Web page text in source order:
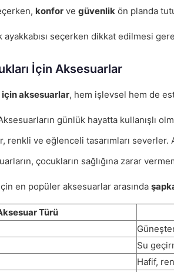
konfor ve güvenlik ön planda
ayakkabısı seçerken dikkat edilmesi
İçin Aksesuarlar
için aksesuarlar, hem işlevsel hem de
günlük hayatta kullanışlı
renkli ve eğlenceli tasarımları severler.
çocukların sağlığına zarar
en popüler aksesuarlar arasında
Türü
Su
Hafif,